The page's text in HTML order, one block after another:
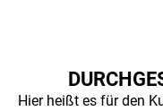
Hier heißt es für den